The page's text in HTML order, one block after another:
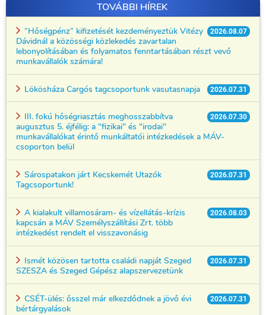
TOVÁBBI HÍREK
2026.08.07
“Hőségpénz” kifizetését kezdeményeztük Vitézy
Dávidnál a közösségi közlekedés zavartalan
lebonyolításában és folyamatos fenntartásában részt vevő
munkavállalók számára!
2026.07.31
Lökösháza Cargós tagcsoportunk vasutasnapja
2026.07.30
III. fokú hőségriasztás meghosszabbítva
augusztus 5. éjfélig: a "fizikai" és "irodai"
munkavállalókat érintő munkáltatói intézkedések a MÁV-
csoporton belül
2026.07.31
Sárospatakon járt Kecskemét Utazók
Tagcsoportunk!
2026.08.03
A kialakult villamosáram- és vízellátás-krízis
kapcsán a MÁV Személyszállítási Zrt. több
intézkedést rendelt el visszavonásig
2026.07.31
Ismét közösen tartotta családi napját Szeged
SZESZA és Szeged Gépész alapszervezetünk
2026.07.31
CSÉT-ülés: ősszel már elkezdődnek a jövő évi
bértárgyalások